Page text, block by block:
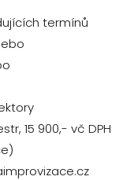
termínů
15 900,- vč DPH